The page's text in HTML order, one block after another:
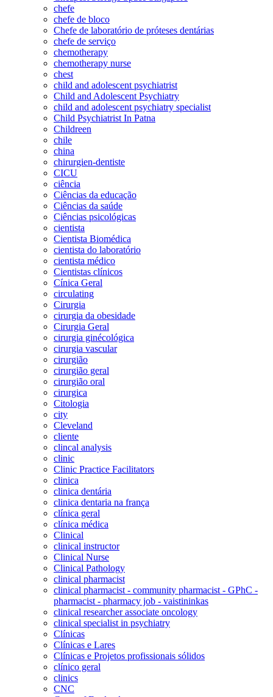
chefe
chefe de bloco
Chefe de laboratório de próteses dentárias
chefe de serviço
chemotherapy
chemotherapy nurse
chest
child and adolescent psychiatrist
Child and Adolescent Psychiatry
child and adolescent psychiatry specialist
Child Psychiatrist In Patna
Childreen
chile
china
chirurgien-dentiste
CICU
ciência
Ciências da educação
Ciências da saúde
Ciências psicológicas
cientista
Cientista Biomédica
cientista do laboratório
cientista médico
Cientistas clínicos
Cínica Geral
circulating
Cirurgia
cirurgia da obesidade
Cirurgia Geral
cirurgia ginécológica
cirurgia vascular
cirurgião
cirurgião geral
cirurgião oral
cirurgica
Citologia
city
Cleveland
cliente
clincal analysis
clinic
Clinic Practice Facilitators
clinica
clinica dentária
clinica dentaria na frança
clínica geral
clínica médica
Clinical
clinical instructor
Clinical Nurse
Clinical Pathology
clinical pharmacist
clinical pharmacist - community pharmacist - GPhC -
pharmacist - pharmacy job - vaistininkas
clinical researcher associate oncology
clinical specialist in psychiatry
Clínicas
Clínicas e Lares
Clínicas e Projetos profissionais sólidos
clínico geral
clinics
CNC